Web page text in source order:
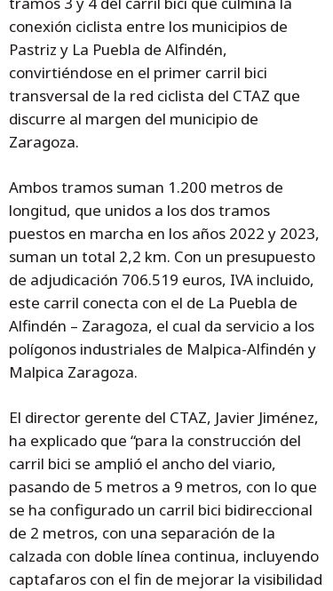
conexión ciclista entre los municipios de
Pastriz y La Puebla de Alfindén,
convirtiéndose en el primer carril bici
transversal de la red ciclista del CTAZ que
discurre al margen del municipio de
Zaragoza.
Ambos tramos suman 1.200 metros de
longitud, que unidos a los dos tramos
puestos en marcha en los años 2022 y 2023,
suman un total 2,2 km. Con un presupuesto
de adjudicación 706.519 euros, IVA incluido,
este carril conecta con el de La Puebla de
Alfindén – Zaragoza, el cual da servicio a los
polígonos industriales de Malpica-Alfindén y
Malpica Zaragoza.
El director gerente del CTAZ, Javier Jiménez,
ha explicado que “para la construcción del
carril bici se amplió el ancho del viario,
pasando de 5 metros a 9 metros, con lo que
se ha configurado un carril bici bidireccional
de 2 metros, con una separación de la
calzada con doble línea continua, incluyendo
captafaros con el fin de mejorar la visibilidad